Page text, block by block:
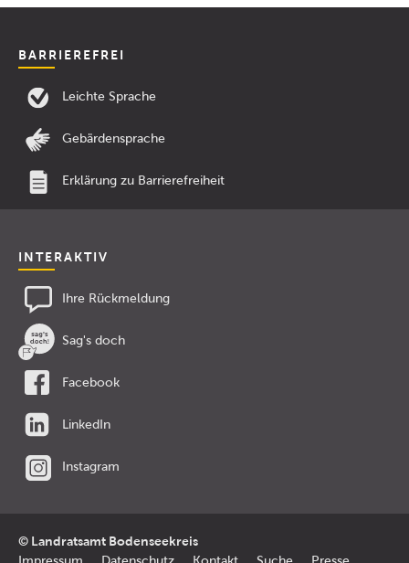
BARRIEREFREI
Leichte Sprache
Gebärdensprache
Erklärung zu Barrierefreiheit
INTERAKTIV
Ihre Rückmeldung
Sag's doch
Facebook
LinkedIn
Instagram
© Landratsamt Bodenseekreis